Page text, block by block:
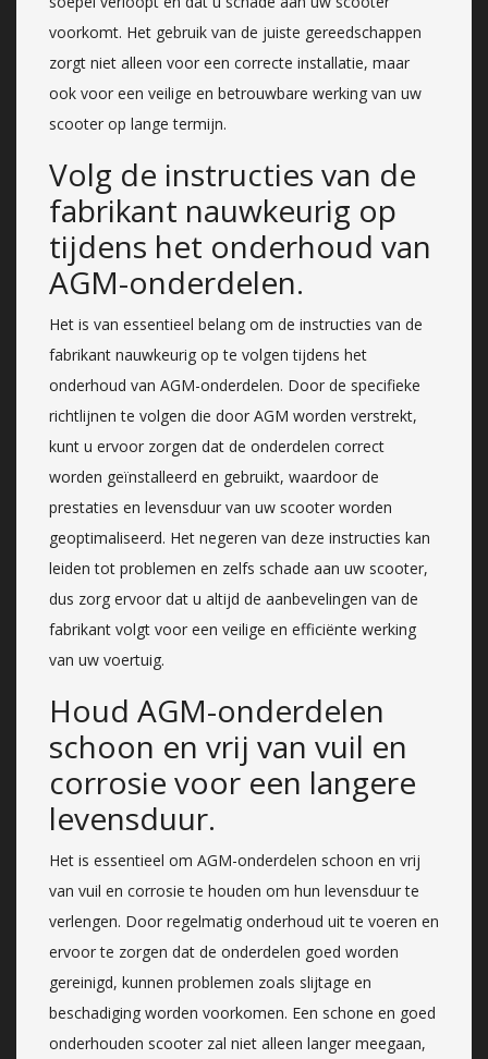
voorkomt. Het gebruik van de juiste gereedschappen
zorgt niet alleen voor een correcte installatie, maar
ook voor een veilige en betrouwbare werking van uw
scooter op lange termijn.
Volg de instructies van de
fabrikant nauwkeurig op
tijdens het onderhoud van
AGM-onderdelen.
Het is van essentieel belang om de instructies van de
fabrikant nauwkeurig op te volgen tijdens het
onderhoud van AGM-onderdelen. Door de specifieke
richtlijnen te volgen die door AGM worden verstrekt,
kunt u ervoor zorgen dat de onderdelen correct
worden geïnstalleerd en gebruikt, waardoor de
prestaties en levensduur van uw scooter worden
geoptimaliseerd. Het negeren van deze instructies kan
leiden tot problemen en zelfs schade aan uw scooter,
dus zorg ervoor dat u altijd de aanbevelingen van de
fabrikant volgt voor een veilige en efficiënte werking
van uw voertuig.
Houd AGM-onderdelen
schoon en vrij van vuil en
corrosie voor een langere
levensduur.
Het is essentieel om AGM-onderdelen schoon en vrij
van vuil en corrosie te houden om hun levensduur te
verlengen. Door regelmatig onderhoud uit te voeren en
ervoor te zorgen dat de onderdelen goed worden
gereinigd, kunnen problemen zoals slijtage en
beschadiging worden voorkomen. Een schone en goed
onderhouden scooter zal niet alleen langer meegaan,